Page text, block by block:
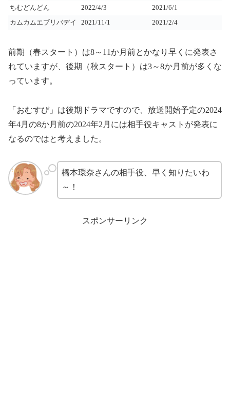
ちむどんどん 2022/4/3 2021/6/1
カムカムエブリバデイ 2021/11/1 2021/2/4
前期（春スタート）は8～11か月前とかなり早くに発表さ
れていますが、後期（秋スタート）は3～8か月前が多くな
っています。
「おむすび」は後期ドラマですので、放送開始予定の2024
年4月の8か月前の2024年2月には相手役キャストが発表に
なるのではと考えました。
橋本環奈さんの相手役、早く知りたいわ
～！
スポンサーリンク